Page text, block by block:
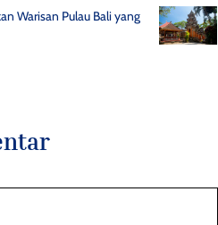
Warisan Pulau Bali yang